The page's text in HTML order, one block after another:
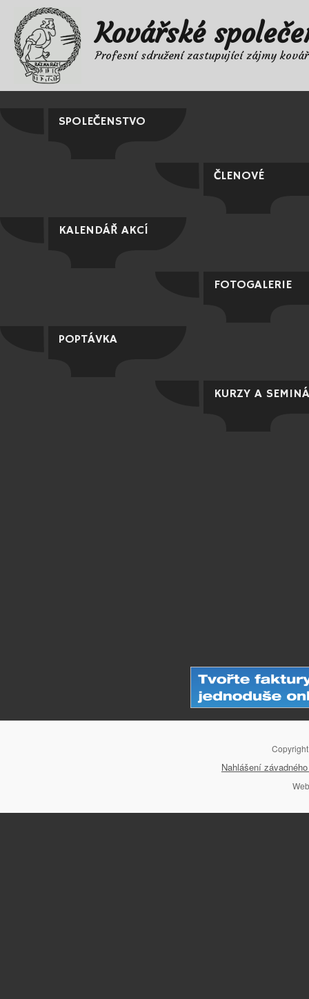
Kovářské
Profesní sdružení zastupující zájmy
SPOLEČENSTVO
ČLENOVÉ
KALENDÁŘ AKCÍ
FOTOGALERIE
POPTÁVKA
KURZY A
Nahlášení